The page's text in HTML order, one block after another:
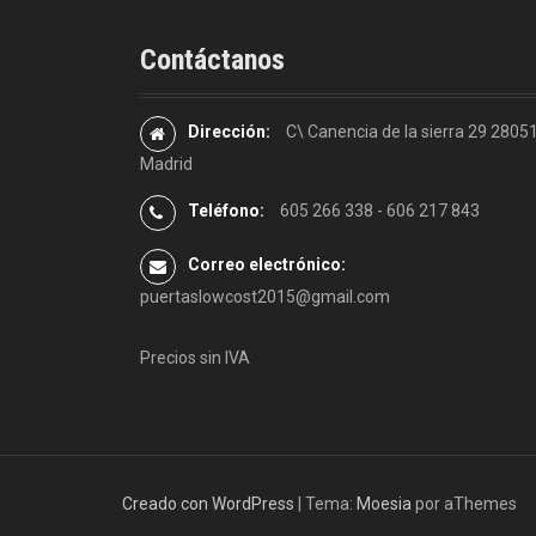
Contáctanos
Dirección:
C\ Canencia de la sierra 29
Madrid
Teléfono: 605 266 338 - 606 217 843
Correo electrónico:
puertaslowcost2015@gmail.com
Precios sin IVA
Creado con WordPress Tema: Moesia por aThemes